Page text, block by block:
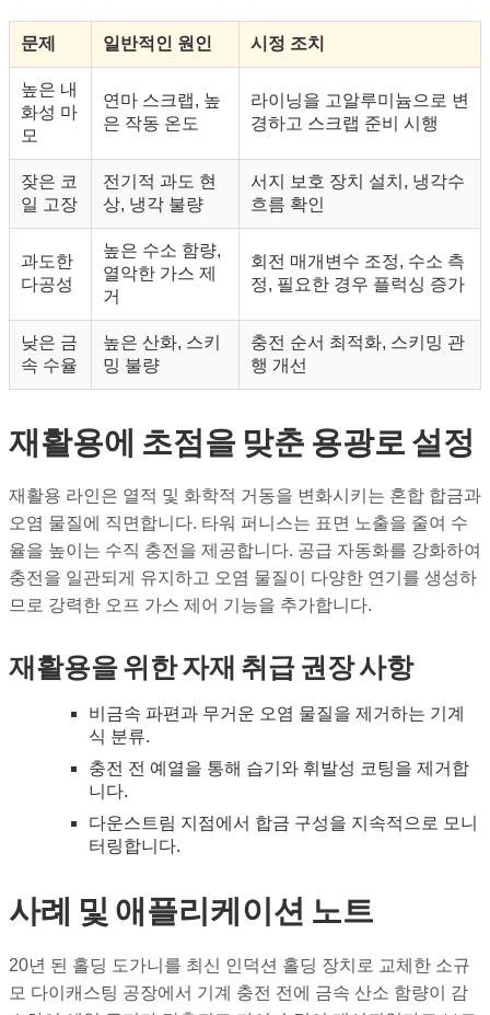
문제 일반적인 원인 시정 조치
높은 내
화성 마
모
연마 스크랩, 높
은 작동 온도
라이닝을 고알루미늄으로 변
경하고 스크랩 준비 시행
잦은 코
일 고장
전기적 과도 현
상, 냉각 불량
서지 보호 장치 설치, 냉각수
흐름 확인
과도한
다공성
높은 수소 함량,
열악한 가스 제
거
회전 매개변수 조정, 수소 측
정, 필요한 경우 플럭싱 증가
낮은 금
속 수율
높은 산화, 스키
밍 불량
충전 순서 최적화, 스키밍 관
행 개선
재활용에 초점을 맞춘 용광로 설정
재활용 라인은 열적 및 화학적 거동을 변화시키는 혼합 합금과
오염 물질에 직면합니다. 타워 퍼니스는 표면 노출을 줄여 수
율을 높이는 수직 충전을 제공합니다. 공급 자동화를 강화하여
충전을 일관되게 유지하고 오염 물질이 다양한 연기를 생성하
므로 강력한 오프 가스 제어 기능을 추가합니다.
재활용을 위한 자재 취급 권장 사항
비금속 파편과 무거운 오염 물질을 제거하는 기계
식 분류.
충전 전 예열을 통해 습기와 휘발성 코팅을 제거합
니다.
다운스트림 지점에서 합금 구성을 지속적으로 모니
터링합니다.
사례 및 애플리케이션 노트
20년 된 홀딩 도가니를 최신 인덕션 홀딩 장치로 교체한 소규
모 다이캐스팅 공장에서 기계 충전 전에 금속 산소 함량이 감